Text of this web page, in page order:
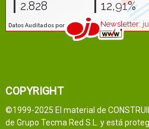
COPYRIGHT
©1999-2025 El material de
de Grupo Tecma Red S.L. y está